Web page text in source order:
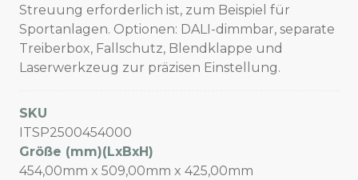
Streuung erforderlich ist, zum Beispiel für
Sportanlagen. Optionen: DALI-dimmbar, separate
Treiberbox, Fallschutz, Blendklappe und
Laserwerkzeug zur präzisen Einstellung.
SKU
ITSP2500454000
Größe (mm)(LxBxH)
454,00mm x 509,00mm x 425,00mm